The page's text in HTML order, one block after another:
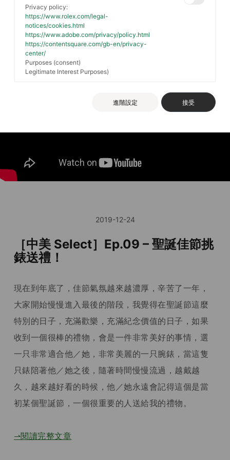
2019-12-24
［中美 Select］Ep.09 – 聖誕佳節挑
錶送禮！
現在到年底了，佳節氣氛越來越濃厚，辛苦了一年，
大家開始慢慢進入最後的階段，我覺得在聖誕節這麼
特別的日子，充滿歡樂，充滿紀念價值的日子，如果
收到一個很棒的禮物，會是一件非常美好的事情，選
一只非常適合他／她，非常美麗的一只腕錶，當這隻
只錶陪著他／她之後，隨著時間慢慢流過，越戴越
久，越來越好看的時候，他／她永遠會記得這個是當
初某個聖誕節，一個很重要的人送給我的禮物。
⇀閱讀完整文章
Privacy policy:
https://www.rolex.com/legal-
notices/cookies.html
https://www.adobe.com/privacy/policy.html
https://contentsquare.com/gb-en/privacy-
center/
Purposes (consent)
Legitimate Interest Purposes)
進階設定 接受